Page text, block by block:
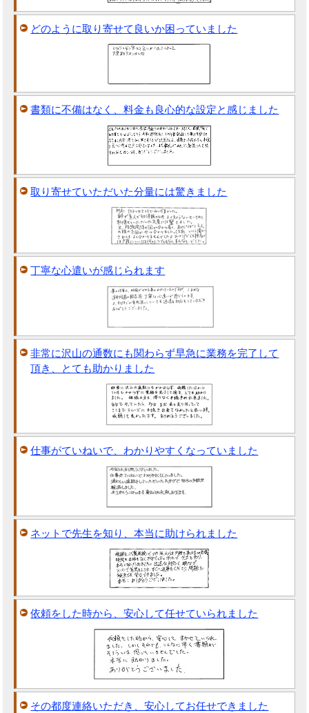
どのように取り寄せて良いか困っていました
書類に不備はなく、料金も良心的な設定と感じました
取り寄せていただいた分量には驚きました
丁寧な心遣いが感じられます
非常に沢山の通数にも関わらず早急に業務を完了して
頂き、とても助かりました
仕事がていねいで、わかりやすくなっていました
ネットで先生を知り、本当に助けられました
依頼をした時から、安心して任せていられました
その都度連絡いただき、安心してお任せできました